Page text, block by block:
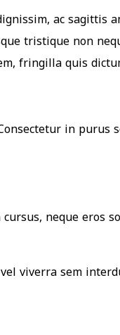
ac sagittis
tristique non
fringilla quis
in purus
neque
viverra sem